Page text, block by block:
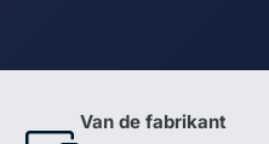
Van de fabrikant